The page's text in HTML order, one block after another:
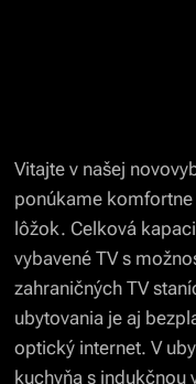
Vitajte v našej
ponúkame
lôžok. Celková
vybavené TV s
zahraničných TV
ubytovania je aj
optický internet. V
kuchyňa s indukčnou